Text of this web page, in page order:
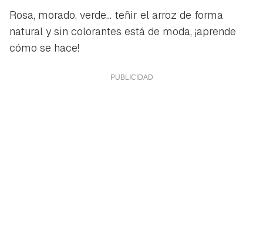
Rosa, morado, verde... teñir el arroz de forma
natural y sin colorantes está de moda, ¡aprende
cómo se hace!